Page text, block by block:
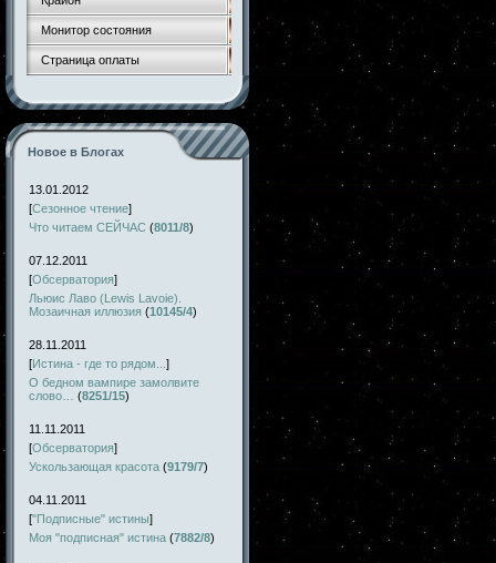
Монитор состояния
Страница оплаты
Новое в Блогах
13.01.2012
[Сезонное чтение]
Что читаем СЕЙЧАС (8011/8)
07.12.2011
[Обсерватория]
Льюис Лаво (Lewis Lavoie).
Мозаичная иллюзия (10145/4)
28.11.2011
[Истина - где то рядом... ]
О бедном вампире замолвите
слово…
(8251/15)
11.11.2011
[Обсерватория]
Ускользающая красота (9179/7)
04.11.2011
["Подписные" истины]
Моя "подписная" истина (7882/8)